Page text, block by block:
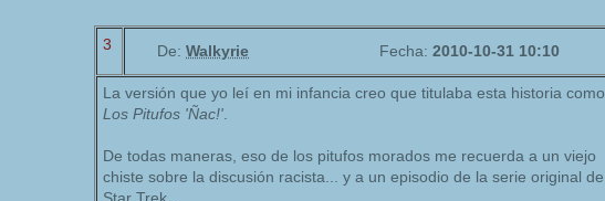
3 De: Walkyrie Fecha: 2010-10-31 10:10
La versión que yo leí en mi infancia creo que titulaba esta historia como
Los Pitufos 'Ñac!'.
De todas maneras, eso de los pitufos morados me recuerda a un viejo
chiste sobre la discusión racista... y a un episodio de la serie original de